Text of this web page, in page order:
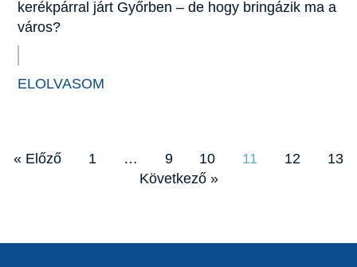
kerékpárral járt Győrben – de hogy bringázik ma a
város?
ELOLVASOM
« Előző 1 … 9 10 11 12
13
Következő »